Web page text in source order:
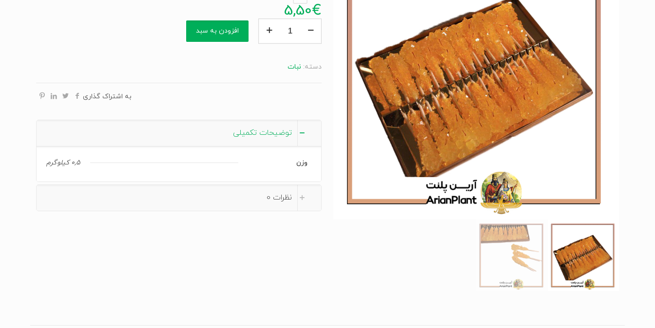
5,50€
افزودن به سبد
دسته: نبات
به اشتراک گذاری
توضیحات تکمیلی
وزن 0,5 کیلوگرم
نظرات 0